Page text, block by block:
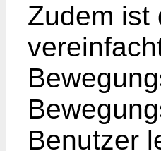
Zudem ist
Benutzer